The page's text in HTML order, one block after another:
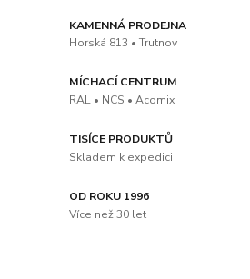
KAMENNÁ PRODEJNA
Horská 813 • Trutnov
MÍCHACÍ CENTRUM
RAL • NCS • Acomix
TISÍCE PRODUKTŮ
Skladem k expedici
OD ROKU 1996
Více než 30 let